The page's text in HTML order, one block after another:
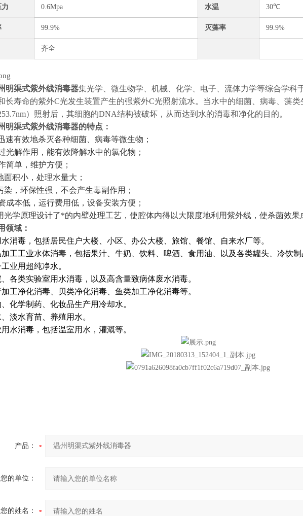
0.6Mpa 水温 30℃
99.9% 灭藻率 99.9%
齐全
明渠式紫外线消毒器集光学、微生物学、机械、化学、电子、流体力学等综合学科
长寿命的紫外C光发生装置产生的强紫外C光照射流水。当水中的细菌、病毒、藻
）照射后，其细胞的DNA结构被破坏，从而达到水的消毒和净化的目的。
明渠式紫外线消毒器的特点：
速有效地杀灭各种细菌、病毒等微生物；
光解作用，能有效降解水中的氯化物；
简单，维护方便；
面积小，处理水量大；
染，环保性强，不会产生毒副作用；
成本低，运行费用低，设备安装方便；
光学原理设计了*的内壁处理工艺，使腔体内得以大限度地利用紫外线，使杀菌效果
领域：
消毒，包括居民住户大楼、小区、办公大楼、旅馆、餐馆、自来水厂等。
工工业水体消毒，包括果汁、牛奶、饮料、啤酒、食用油、以及各类罐头、冷饮制
业用超纯净水。
各类实验室用水消毒，以及高含量致病体废水消毒。
工净化消毒、贝类净化消毒、鱼类加工净化消毒等。
化学制药、化妆品生产用冷却水。
淡水育苗、养殖用水。
水消毒，包括温室用水，灌溉等。
产品：
您的单位：
您的姓名：